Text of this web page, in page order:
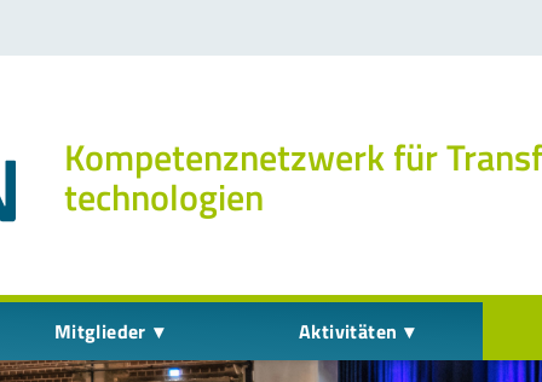
Kompetenz­netzwerk für
technologien
Mitglieder Aktivitäten